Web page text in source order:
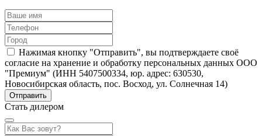
Нажимая кнопку "Отправить", вы подтверждаете своё
согласие на хранение и обработку персональных данных ООО
"Премиум" (ИНН 5407500334, юр. адрес: 630530,
Новосибирская область, пос. Восход, ул. Солнечная 14)
Стать дилером